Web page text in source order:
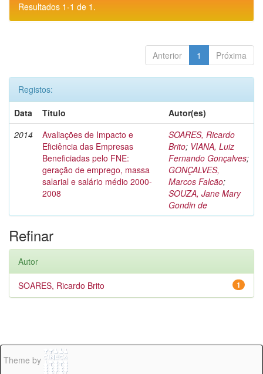
Resultados 1-1 de 1.
Anterior 1 Próxima
Registos:
Data
Título
Autor(es)
2014
Avaliações de Impacto e
Eficiência das Empresas
Beneficiadas pelo FNE:
geração de emprego, massa
salarial e salário médio 2000-
2008
SOARES, Ricardo
Brito; VIANA, Luiz
Fernando Gonçalves;
GONÇALVES,
Marcos Falcão;
SOUZA, Jane Mary
Gondin de
Refinar
Autor
1
SOARES, Ricardo Brito
Theme by